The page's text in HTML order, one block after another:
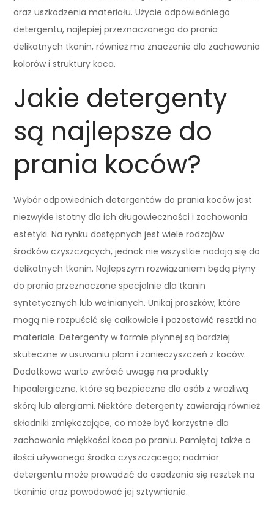
oraz uszkodzenia materiału. Użycie odpowiedniego
detergentu, najlepiej przeznaczonego do prania
delikatnych tkanin, również ma znaczenie dla zachowania
kolorów i struktury koca.
Jakie detergenty
są najlepsze do
prania koców?
Wybór odpowiednich detergentów do prania koców jest
niezwykle istotny dla ich długowieczności i zachowania
estetyki. Na rynku dostępnych jest wiele rodzajów
środków czyszczących, jednak nie wszystkie nadają się do
delikatnych tkanin. Najlepszym rozwiązaniem będą płyny
do prania przeznaczone specjalnie dla tkanin
syntetycznych lub wełnianych. Unikaj proszków, które
mogą nie rozpuścić się całkowicie i pozostawić resztki na
materiale. Detergenty w formie płynnej są bardziej
skuteczne w usuwaniu plam i zanieczyszczeń z koców.
Dodatkowo warto zwrócić uwagę na produkty
hipoalergiczne, które są bezpieczne dla osób z wrażliwą
skórą lub alergiami. Niektóre detergenty zawierają również
składniki zmiękczające, co może być korzystne dla
zachowania miękkości koca po praniu. Pamiętaj także o
ilości używanego środka czyszczącego; nadmiar
detergentu może prowadzić do osadzania się resztek na
tkaninie oraz powodować jej sztywnienie.